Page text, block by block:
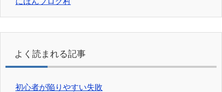
よく読まれる記事
初心者が陥りやすい失敗